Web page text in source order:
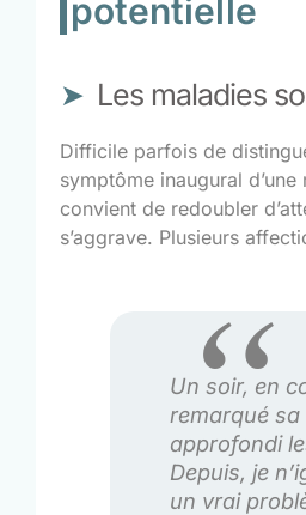
potentielle
Les maladies
Difficile parfois de
symptôme inaugural
convient de redoubler
s’aggrave. Plusieurs
Un soir, en
remarqué
approfondi
Depuis, je
un vrai